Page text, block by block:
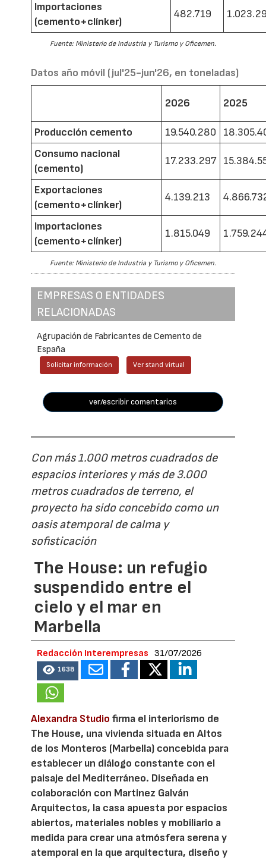
Importaciones
(cemento+clínker)
482.719
Fuente: Ministerio de Industria y Turismo y Oficemen.
Datos año móvil (jul'25-jun'26, en toneladas)
2026 2025
Producción cemento 19.540.280
Consumo nacional
(cemento)
17.233.297
Exportaciones
(cemento+clínker)
4.139.213
Importaciones
(cemento+clínker)
1.815.049
Fuente: Ministerio de Industria y Turismo y Oficemen.
EMPRESAS O ENTIDADES
RELACIONADAS
Agrupación de Fabricantes de Cemento de
España
Solicitar información Ver stand virtual
ver/escribir comentarios
Con más 1.000 metros cuadrados de
espacios interiores y más de 3.000
metros cuadrados de terreno, el
proyecto ha sido concebido como un
oasis atemporal de calma y
sofisticación
The House: un refugio
suspendido entre el
cielo y el mar en
Marbella
Redacción Interempresas 31/07/2026
1638
Alexandra Studio firma el interiorismo de
The House, una vivienda situada en Altos
de los Monteros (Marbella) concebida para
establecer un diálogo constante con el
paisaje del Mediterráneo. Diseñada en
colaboración con Martinez Galván
Arquitectos, la casa apuesta por espacios
abiertos, materiales nobles y mobiliario a
medida para crear una atmósfera serena y
atemporal en la que arquitectura, diseño y